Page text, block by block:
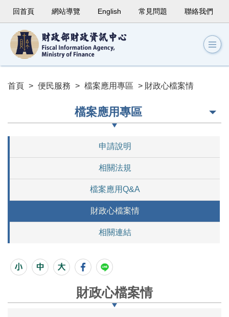
回首頁 網站導覽 English 常見問題 聯絡我們
首頁 > 便民服務 > 檔案應用專區 > 財政心檔案情
檔案應用專區
申請說明
相關法規
檔案應用Q&A
財政心檔案情
相關連結
財政心檔案情